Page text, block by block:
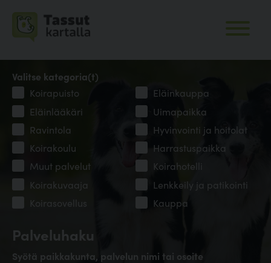
Palveluhaku
Syötä paikkakunta, palvelun nimi tai osoite
Valitse kategoria(t)
Koirapuisto
Eläinkauppa
Eläinlääkäri
Uimapaikka
Ravintola
Hyvinvointi ja hoitolat
Koirakoulu
Harrastuspaikka
Muut palvelut
Koirahotelli
Koirakuvaaja
Lenkkeily ja patikointi
Koirasovellus
Kauppa